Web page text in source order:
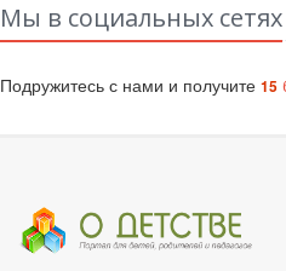
Мы в социальных сетях
Подружитесь с нами и получите 15